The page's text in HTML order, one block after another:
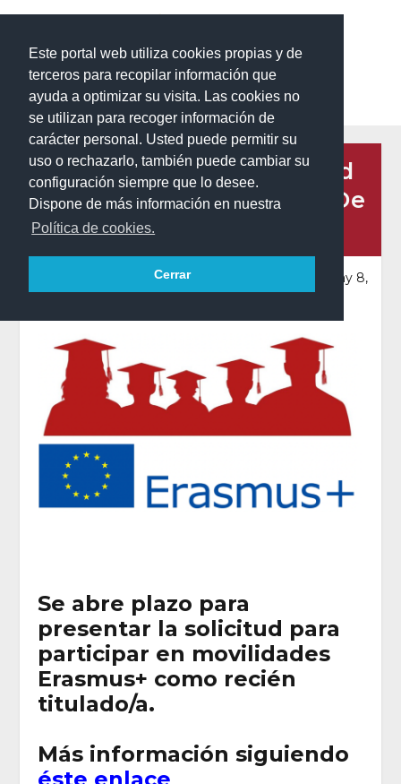
Este portal web utiliza cookies propias y de
terceros para recopilar información que
ayuda a optimizar su visita. Las cookies no
se utilizan para recoger información de
carácter personal. Usted puede permitir su
uso o rechazarlo, también puede cambiar su
configuración siempre que lo desee.
Dispone de más información en nuestra
Política de cookies.
Cerrar
Convocatoria De Movilidad
Erasmus+ Para Prácticas De
Recién Titulados
HECTOR BARRIOS BARRERA
May 8,
2026|Erasmus+
Se abre plazo para
presentar la solicitud para
participar en movilidades
Erasmus+ como recién
titulado/a.
Más información siguiendo